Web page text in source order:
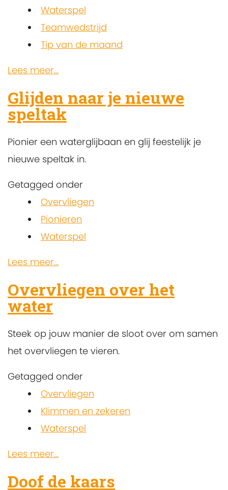
Waterspel
Teamwedstrijd
Tip van de maand
Lees meer...
Glijden naar je nieuwe
speltak
Pionier een waterglijbaan en glij feestelijk je
nieuwe speltak in.
Getagged onder
Overvliegen
Pionieren
Waterspel
Lees meer...
Overvliegen over het
water
Steek op jouw manier de sloot over om samen
het overvliegen te vieren.
Getagged onder
Overvliegen
Klimmen en zekeren
Waterspel
Lees meer...
Doof de kaars